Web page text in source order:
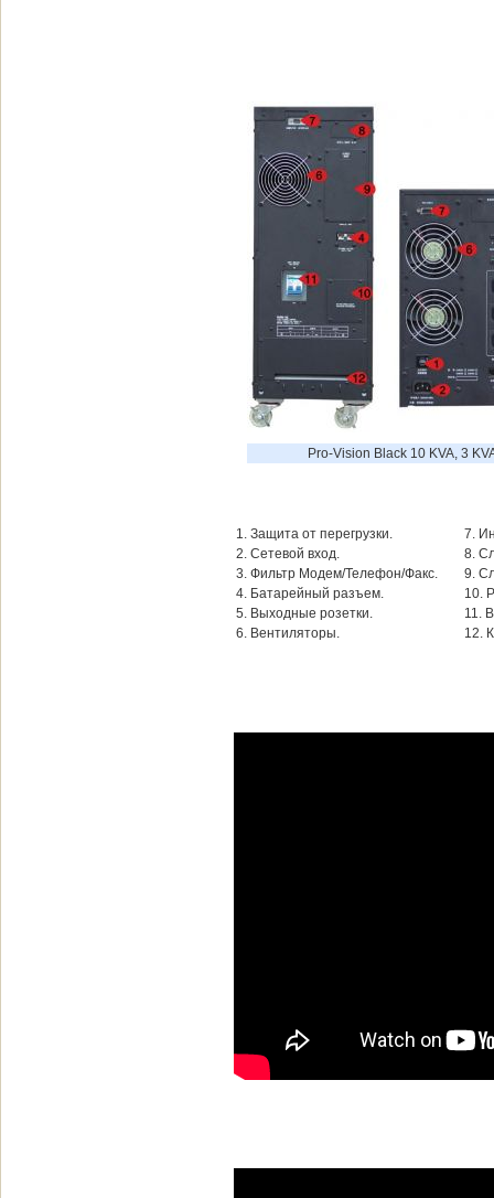
Prо-Visiоn Blаck 10 KVA, 3
1. Защита от перегрузки.
2. Сетевой вход.
3. Фильтр Модем/Телефон/Факс.
4. Батарейный разъем.
5. Выходные розетки.
6. Вентиляторы.
7.
8.
9.
10.
11.
12.